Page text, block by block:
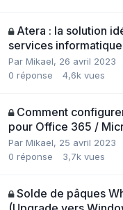
Atera : la solution
services
Par Mikael, 26 avril 2023
0 réponse 4,6k vues
Comment
pour Office 365 /
Par Mikael, 25 avril 2023
0 réponse 3,7k vues
Solde de pâques